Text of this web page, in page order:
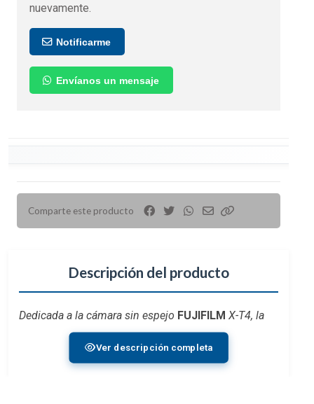
nuevamente.
Notificarme
Envíanos un mensaje
Comparte este producto
Descripción del producto
Dedicada a la cámara sin espejo FUJIFILM X-T4, la
batería recargable de iones de litio NP-W235
un artículo de repuesto o de reemplazo para el que
se incluía originalmente con la cámara. La batería es
Ver descripción completa